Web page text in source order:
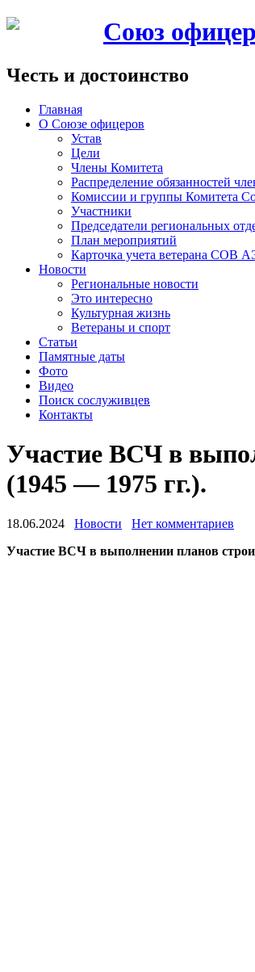
Союз
Честь и достоинство
Главная
О Союзе офицеров
Устав
Цели
Члены Комитета
Распределение обязанностей
Комиссии и группы Комитета
Участники
Председатели региональных
План мероприятий
Карточка учета ветерана CОВ
Новости
Региональные новости
Это интересно
Культурная жизнь
Ветераны и спорт
Статьи
Памятные даты
Фото
Видео
Поиск сослуживцев
Контакты
Участие ВСЧ в
(1945 — 1975 гг.).
18.06.2024 Новости
Нет комментариев
Участие ВСЧ в выполнении планов